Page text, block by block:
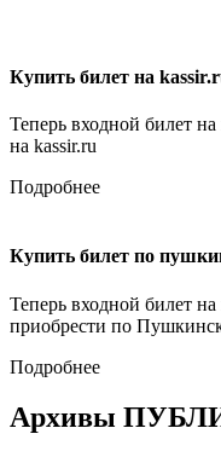
Купить билет на
Теперь входной билет
на kassir.ru
Подробнее
Купить билет по
Теперь входной билет
приобрести по
Подробнее
Архивы